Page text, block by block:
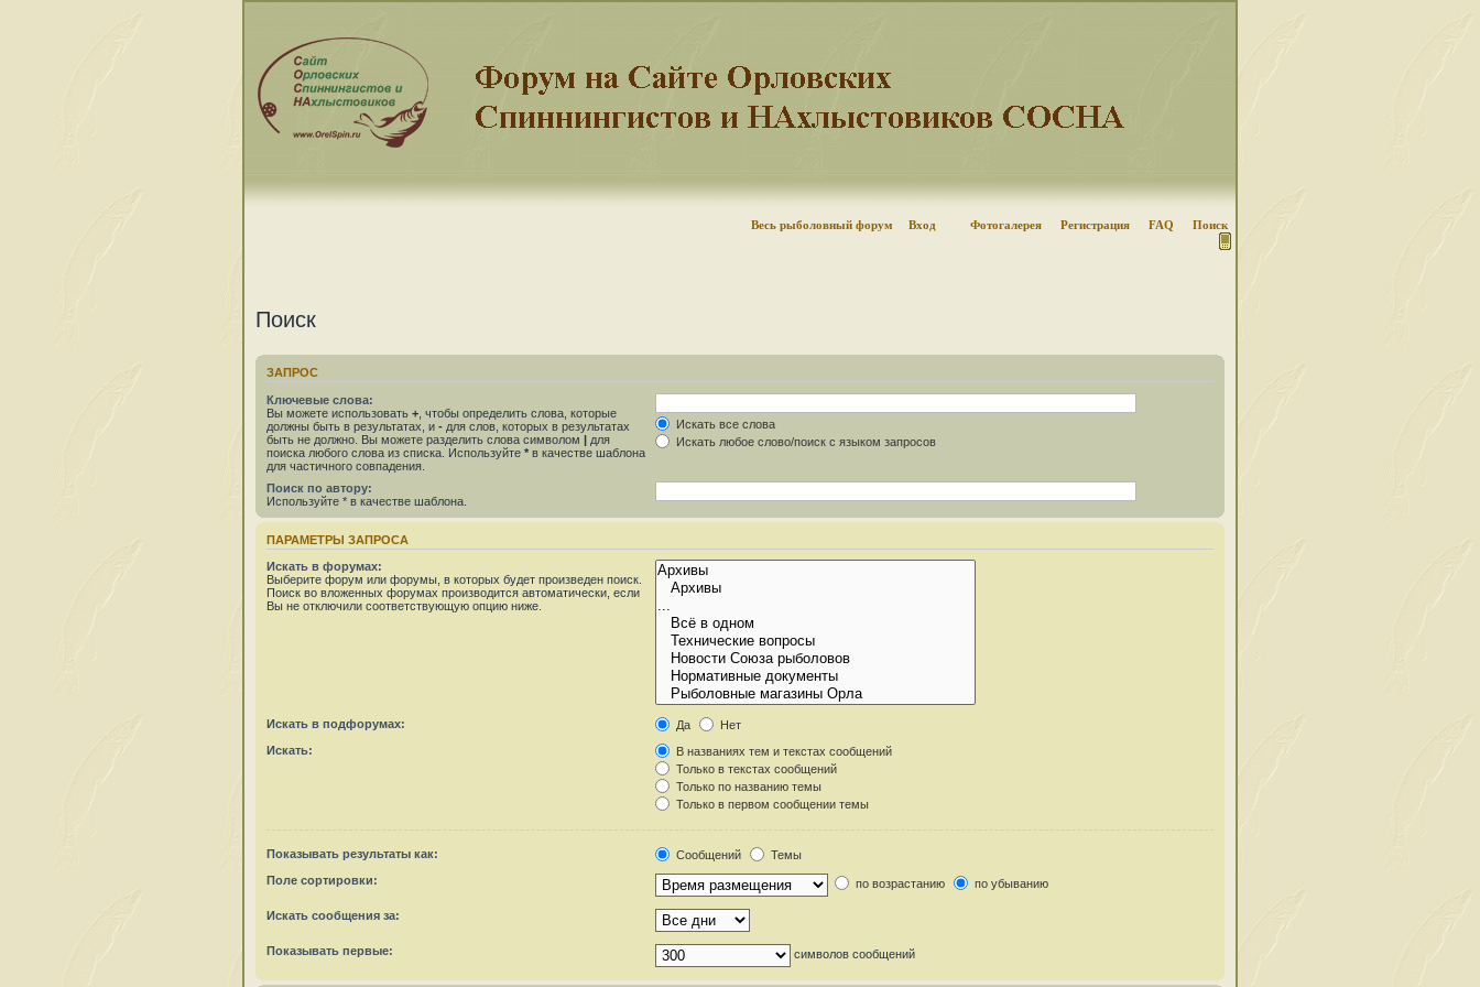
Весь рыболовный форум Вход Фотогалерея Регистрация FAQ Поиск
Поиск
ЗАПРОС
Ключевые слова:
Вы можете использовать + , чтобы определить слова, которые
должны быть в результатах, и - для слов, которых в результатах
быть не должно. Вы можете разделить слова символом | для
поиска любого слова из списка. Используйте * в качестве шаблона
для частичного совпадения.
Искать все слова
Искать любое слово/поиск с языком запросов
Поиск по автору:
Используйте * в качестве шаблона.
ПАРАМЕТРЫ ЗАПРОСА
Искать в форумах:
Выберите форум или форумы, в которых будет произведен поиск.
Поиск во вложенных форумах производится автоматически, если
Вы не отключили соответствующую опцию ниже.
Искать в подфорумах: Да
Нет
Искать:
В названиях тем и текстах сообщений
Только в текстах сообщений
Только по названию темы
Только в первом сообщении темы
Показывать результаты как: Сообщений
Темы
Поле сортировки:
по возрастанию по убыванию
Искать сообщения за:
Показывать первые: символов сообщений